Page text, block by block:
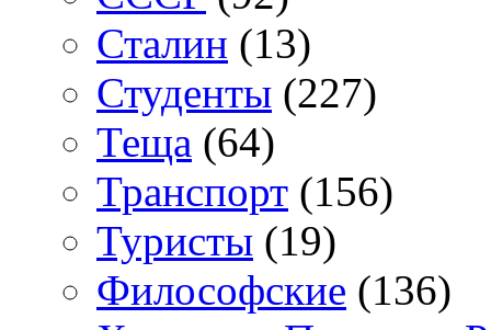
Сталин (13)
Студенты (227)
Теща (64)
Транспорт (156)
Туристы (19)
Философские (136)